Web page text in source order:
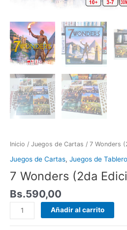
Inicio / Juegos de Cartas / 7 Wonders
Juegos de Cartas, Juegos de Tablero
7 Wonders (2da
Bs.590,00
Añadir al carrito